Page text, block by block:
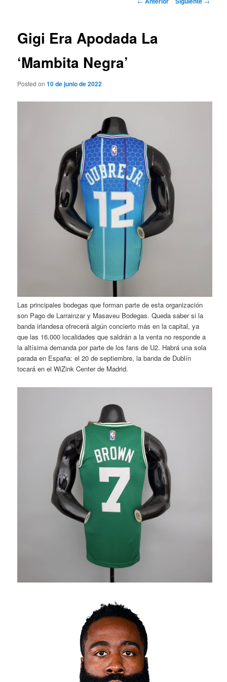
Gigi Era Apodada La
‘Mambita Negra’
Posted on10 de junio de 2022
Las principales bodegas que forman parte de esta organización
son Pago de Larrainzar y Masaveu Bodegas. Queda saber si la
banda irlandesa ofrecerá algún concierto más en la capital, ya
que las 16.000 localidades que saldrán a la venta no responde a
la altísima demanda por parte de los fans de U2. Habrá una sola
parada en España: el 20 de septiembre, la banda de Dublín
tocará en el WiZink Center de Madrid.